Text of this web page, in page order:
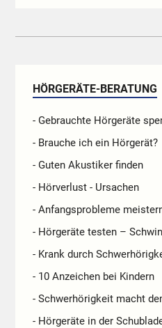
HÖRGERÄTE-BERATUNG
- Gebrauchte Hörgeräte
- Brauche ich ein Hörgerät?
- Guten Akustiker finden
- Hörverlust - Ursachen
- Anfangsprobleme
- Hörgeräte testen –
- Krank durch
- 10 Anzeichen bei Kindern
- Schwerhörigkeit macht
- Hörgeräte in der